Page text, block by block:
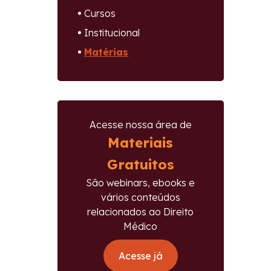
Cursos
Institucional
Matérias
Acesse nossa área de
Materiais
Gratuitos
São webinars, ebooks e
vários conteúdos
relacionados ao Direito
Médico
Acesse já